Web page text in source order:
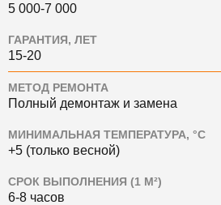
5 000-7 000
ГАРАНТИЯ, ЛЕТ
15-20
МЕТОД РЕМОНТА
Полный демонтаж и замена
МИНИМАЛЬНАЯ ТЕМПЕРАТУРА, °C
+5 (только весной)
СРОК ВЫПОЛНЕНИЯ (1 М²)
6-8 часов